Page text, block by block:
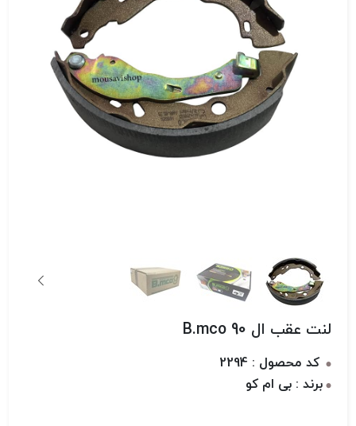
لنت عقب ال 90 B.mco
کد محصول : 2294
برند : بی ام کو